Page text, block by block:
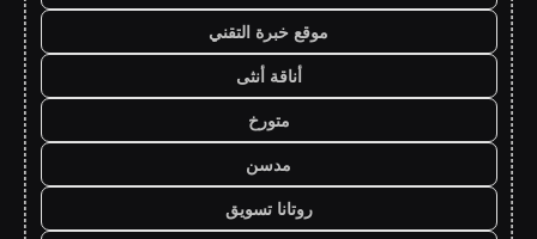
موقع خبرة التقني
أناقة أنثى
متورخ
مدسن
روتانا تسويق